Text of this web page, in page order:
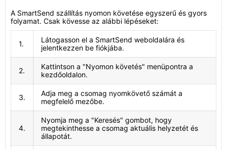
A SmartSend szállítás nyomon követése egyszerű és gyors
folyamat. Csak kövesse az alábbi lépéseket:
1.
Látogasson el a SmartSend weboldalára és
jelentkezzen be fiókjába.
2.
Kattintson a "Nyomon követés" menüpontra a
kezdőoldalon.
3.
Adja meg a csomag nyomkövető számát a
megfelelő mezőbe.
4.
Nyomja meg a "Keresés" gombot, hogy
megtekinthesse a csomag aktuális helyzetét és
állapotát.